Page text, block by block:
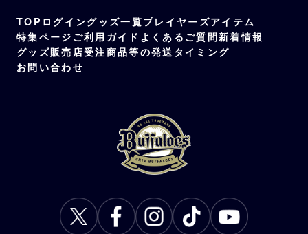
TOP ログイングッズ一覧プレイヤーズアイテム
特集ページ ご利用ガイド よくあるご質問新着情報
グッズ販売店受注商品等の発送タイミング
お問い合わせ